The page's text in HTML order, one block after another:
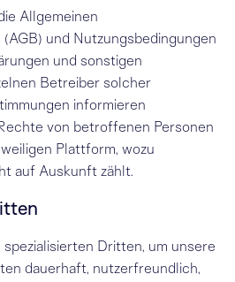
Allgemeinen
und Nutzungsbedingungen
und sonstigen
Betreiber solcher
informieren
von betroffenen Personen
Plattform, wozu
auf Auskunft zählt.
Dritten, um unsere
dauerhaft, nutzerfreundlich,